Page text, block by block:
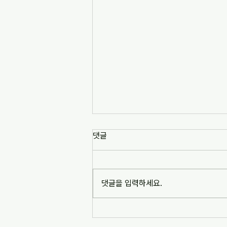
댓글
댓글을 입력하세요.